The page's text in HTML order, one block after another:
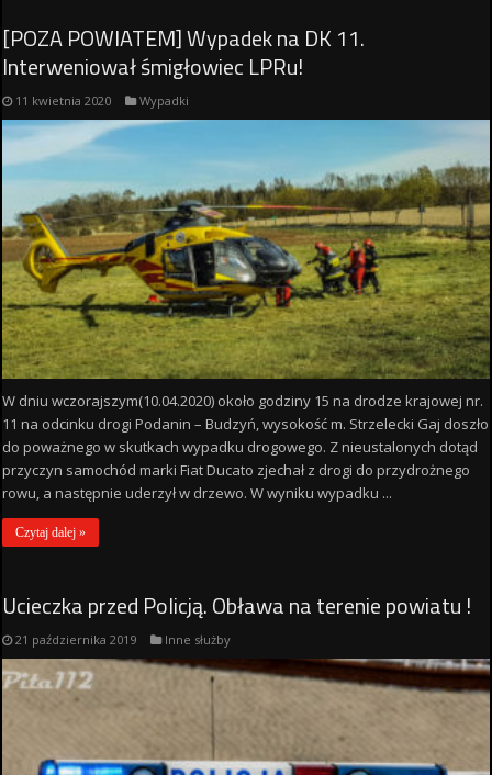
[POZA POWIATEM] Wypadek na DK 11.
Interweniował śmigłowiec LPRu!
11 kwietnia 2020 Wypadki
W dniu wczorajszym(10.04.2020) około godziny 15 na drodze krajowej nr.
11 na odcinku drogi Podanin – Budzyń, wysokość m. Strzelecki Gaj doszło
do poważnego w skutkach wypadku drogowego. Z nieustalonych dotąd
przyczyn samochód marki Fiat Ducato zjechał z drogi do przydrożnego
rowu, a następnie uderzył w drzewo. W wyniku wypadku ...
Czytaj dalej »
Ucieczka przed Policją. Obława na terenie powiatu !
21 października 2019 Inne służby